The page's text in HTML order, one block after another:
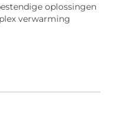
oplossingen
verwarming